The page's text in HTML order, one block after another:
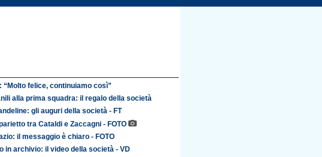
“Molto felice, continuiamo così”
alla prima squadra: il regalo della società
gli auguri della società - FT
tra Cataldi e Zaccagni - FOTO
il messaggio è chiaro - FOTO
in archivio: il video della società - VD